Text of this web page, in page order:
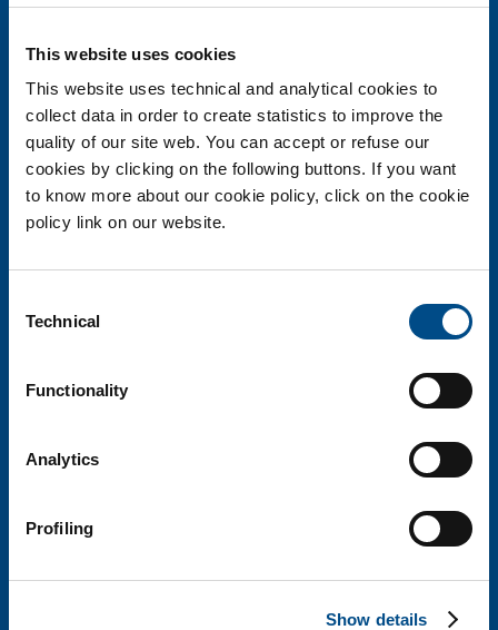
This website uses cookies
This website uses technical and analytical cookies to
collect data in order to create statistics to improve the
quality of our site web. You can accept or refuse our
cookies by clicking on the following buttons. If you want
to know more about our cookie policy, click on the cookie
policy link on our website.
Selection
Technical
Functionality
Analytics
Profiling
Show details
Via Borgazzi, 27 - 20900 Monza
informazioni@biotechsol.com
Cap. soc. i.v. 110.000 euro - Sede Legale Monza R.E.A. 1863823
Codice fiscale, Partita Iva e Registro imprese Monza e Brianza
06698330963
La ricerca biotech al servizio della persona
scientifica all’avanguardia in modo affidabile, rapido e preciso.
HOME